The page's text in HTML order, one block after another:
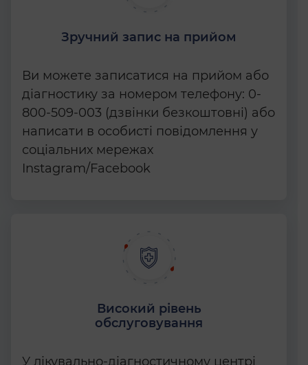
Зручний запис на прийом
Ви можете записатися на прийом або
діагностику за номером телефону: 0-
800-509-003 (дзвінки безкоштовні) або
написати в особисті повідомлення у
соціальних мережах
Instagram/Facebook
Високий рівень
обслуговування
У лікувально-діагностичному центрі